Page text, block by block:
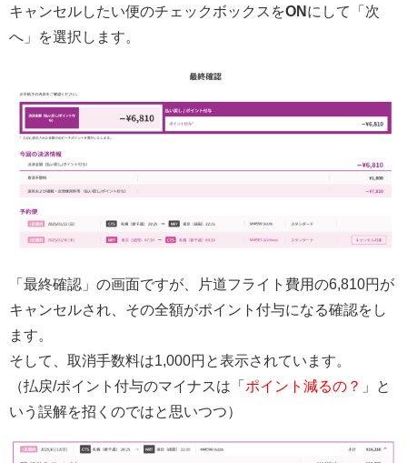
キャンセルしたい便のチェックボックスをONにして「次
へ」を選択します。
「最終確認」の画面ですが、片道フライト費用の6,810円が
キャンセルされ、その全額がポイント付与になる確認をし
ます。
そして、取消手数料は1,000円と表示されています。
（払戻/ポイント付与のマイナスは「 ポイント減るの？
」と
いう誤解を招くのではと思いつつ）